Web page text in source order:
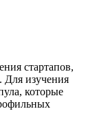
стартапов,
Для изучения
которые